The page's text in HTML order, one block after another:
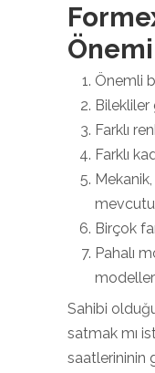
Önemi
Önemli
Bilekliler
Farklı
Farklı
Birçok
Pahalı
Sahibi
satmak mı
saatlerininin